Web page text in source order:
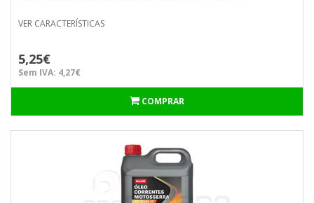
VER CARACTERÍSTICAS
5,25€
Sem IVA: 4,27€
COMPRAR